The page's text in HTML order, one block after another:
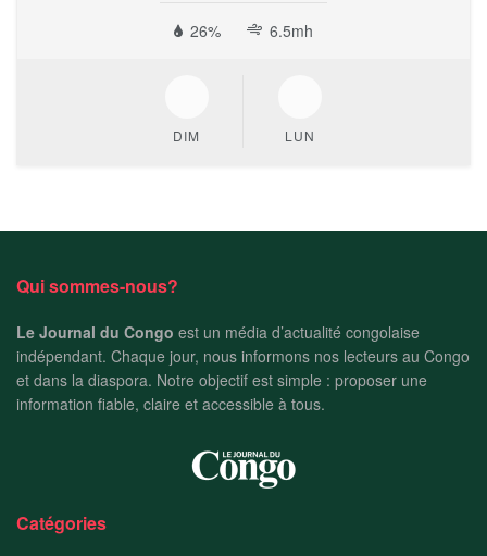
26% 6.5mh
DIM LUN
Qui sommes-nous?
Le Journal du Congo est un média d’actualité congolaise
indépendant. Chaque jour, nous informons nos lecteurs au Congo
et dans la diaspora. Notre objectif est simple : proposer une
information fiable, claire et accessible à tous.
Catégories